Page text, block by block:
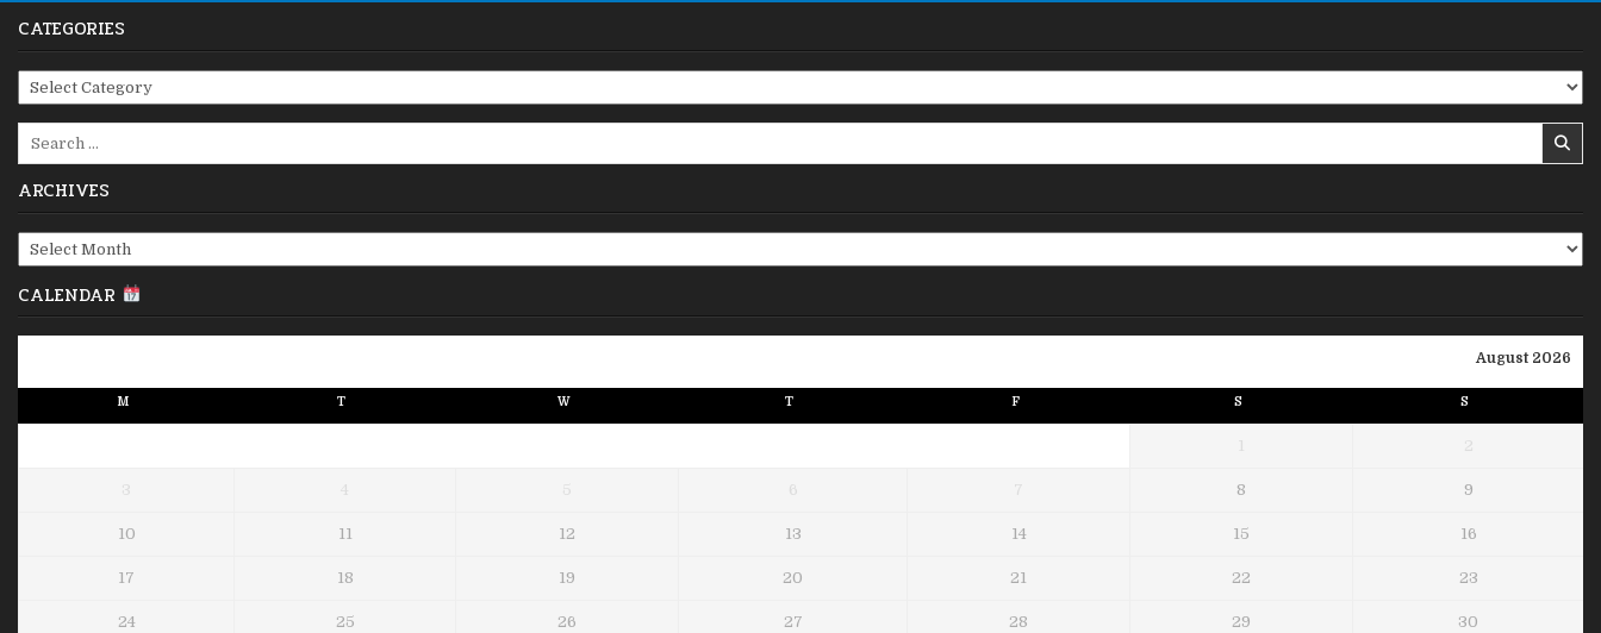
CATEGORIES
Categories
ARCHIVES
Archives
CALENDAR
August 2026
M T W T F S S
1 2
3 4 5 6 7 8 9
10 11 12 13 14 15 16
17 18 19 20 21 22 23
24 25 26 27 28 29 30